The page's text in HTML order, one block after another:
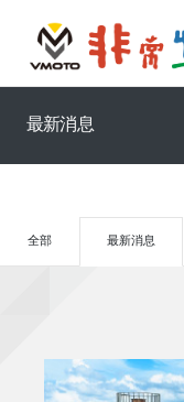
最新消息
全部 最新消息